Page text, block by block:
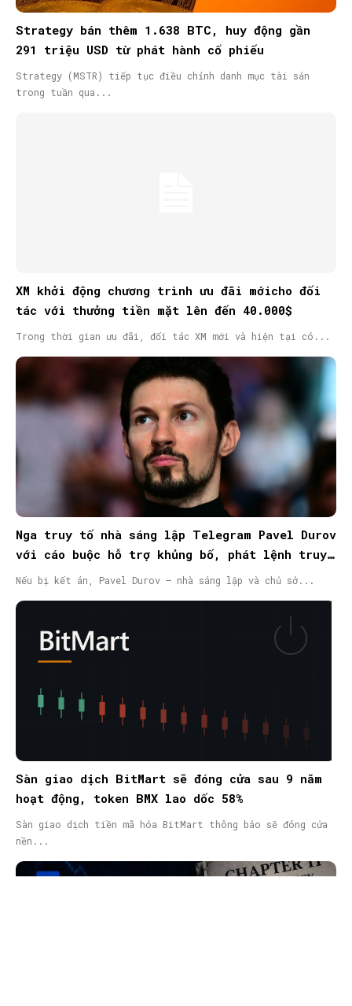
Strategy bán thêm 1.638 BTC, huy động gần
291 triệu USD từ phát hành cổ phiếu
Strategy (MSTR) tiếp tục điều chỉnh danh mục tài sản
trong tuần qua...
XM khởi động chương trình ưu đãi mớicho đối
tác với thưởng tiền mặt lên đến 40.000$
Trong thời gian ưu đãi, đối tác XM mới và hiện tại có...
Nga truy tố nhà sáng lập Telegram Pavel Durov
với cáo buộc hỗ trợ khủng bố, phát lệnh truy
nã quốc tế
Nếu bị kết án, Pavel Durov – nhà sáng lập và chủ sở...
Sàn giao dịch BitMart sẽ đóng cửa sau 9 năm
hoạt động, token BMX lao dốc 58%
Sàn giao dịch tiền mã hóa BitMart thông báo sẽ đóng cửa
nền...